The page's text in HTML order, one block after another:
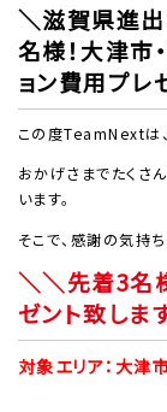
＼滋賀県進
名様！大津市
ョン費用プレ
この度TeamNextは
おかげさまでたくさ
います。
そこで、感謝の気持
＼＼先着3名
ゼント致しま
対象エリア：大津